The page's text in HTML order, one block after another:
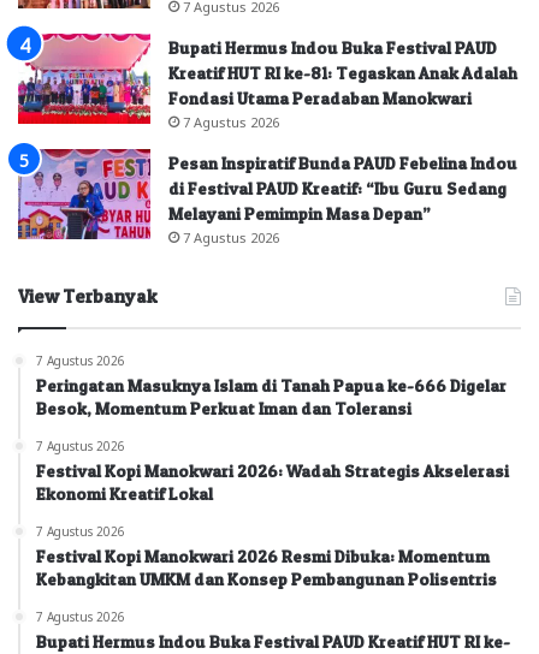
7 Agustus 2026
Bupati Hermus Indou Buka Festival PAUD
Kreatif HUT RI ke-81: Tegaskan Anak Adalah
Fondasi Utama Peradaban Manokwari
7 Agustus 2026
Pesan Inspiratif Bunda PAUD Febelina Indou
di Festival PAUD Kreatif: “Ibu Guru Sedang
Melayani Pemimpin Masa Depan”
7 Agustus 2026
View Terbanyak
7 Agustus 2026
Peringatan Masuknya Islam di Tanah Papua ke-666 Digelar
Besok, Momentum Perkuat Iman dan Toleransi
7 Agustus 2026
Festival Kopi Manokwari 2026: Wadah Strategis Akselerasi
Ekonomi Kreatif Lokal
7 Agustus 2026
Festival Kopi Manokwari 2026 Resmi Dibuka: Momentum
Kebangkitan UMKM dan Konsep Pembangunan Polisentris
7 Agustus 2026
Bupati Hermus Indou Buka Festival PAUD Kreatif HUT RI ke-